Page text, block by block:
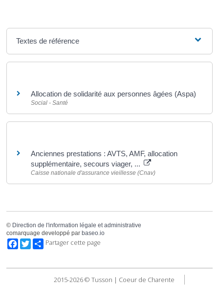
Textes de référence
Allocation de solidarité aux personnes âgées (Aspa)
Social - Santé
Anciennes prestations : AVTS, AMF, allocation
supplémentaire, secours viager, ...
Caisse nationale d'assurance vieillesse (Cnav)
© Direction de l'information légale et administrative
comarquage developpé par baseo.io
Facebook
TwitterPartager cette page
2015-2026 © Tusson | Coeur de Charente